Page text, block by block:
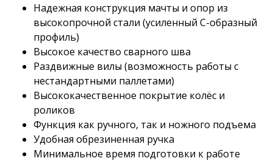
Надежная конструкция мачты и опор из
высокопрочной стали (усиленный С-образный
профиль)
Высокое качество сварного шва
Раздвижные вилы (возможность работы с
нестандартными паллетами)
Высококачественное покрытие колёс и
роликов
Функция как ручного, так и ножного подъема
Удобная обрезиненная ручка
Минимальное время подготовки к работе